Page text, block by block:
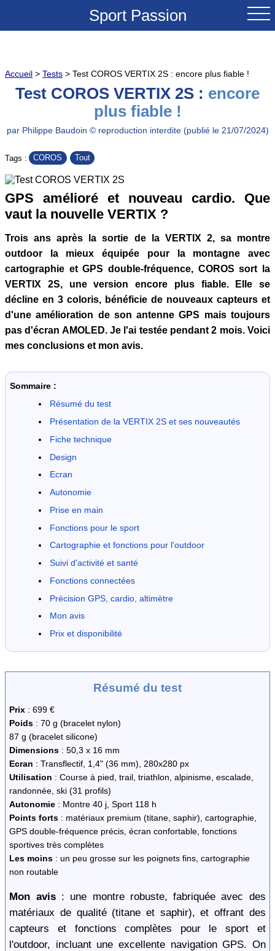
Sport Passion
NOUVEAUTES
TESTS & REVUES
GRANDS COLS A VELO
SOLDES
Accueil > Tests > Test COROS VERTIX 2S : encore plus fiable !
Test COROS VERTIX 2S : encore
plus fiable !
par Philippe Baudoin © reproduction interdite (publié le 21/07/2024)
Tags : COROS Tout
GPS amélioré et nouveau cardio. Que
vaut la nouvelle VERTIX ?
Trois ans après la sortie de la VERTIX 2, sa montre
outdoor la mieux équipée pour la montagne avec
cartographie et GPS double-fréquence, COROS sort la
VERTIX 2S, une version encore plus fiable. Elle se
décline en 3 coloris, bénéficie de nouveaux capteurs et
d'une amélioration de son antenne GPS mais toujours
pas d'écran AMOLED. Je l'ai testée pendant 2 mois. Voici
mes conclusions et mon avis.
Sommaire :
Résumé du test
Présentation de la VERTIX 2S et ses nouveautés
Fiche technique
Design
Ecran
Autonomie
Prise en main
Fonctions pour le sport
Cartographie et fonctions pour l'outdoor
Suivi d'activité et santé
Fonctions connectées
Précision GPS, cardio, altimètre
Mon avis
Prix et disponibilité
Résumé du test
Prix : 699 €
Poids : 70 g (bracelet nylon)
87 g (bracelet silicone)
Dimensions : 50,3 x 16 mm
Ecran : Transflectif, 1,4" (36 mm), 280x280 px
Utilisation : Course à pied, trail, triathlon, alpinisme, escalade,
randonnée, ski (31 profils)
Autonomie : Montre 40 j, Sport 118 h
Points forts : matériaux premium (titane, saphir), cartographie,
GPS double-fréquence précis, écran confortable, fonctions
sportives très complètes
Les moins : un peu grosse sur les poignets fins, cartographie
non routable
Mon avis: une montre robuste, fabriquée avec des
matériaux de qualité (titane et saphir), et offrant des
capteurs et fonctions complètes pour le sport et
l'outdoor, incluant une excellente navigation GPS. On